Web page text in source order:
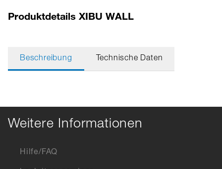
Produktdetails XIBU WALL
Beschreibung Technische Daten
Weitere Informationen
Hilfe/FAQ